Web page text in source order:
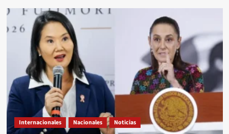
Internacionales Nacionales Noticias